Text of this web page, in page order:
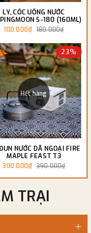
LY, CỐC UỐNG NƯỚC
S-180 (160ML)
100.000₫ 180.000₫
Hết hàng
23%
NƯỚC DÃ NGOẠI FIRE
MAPLE FEAST T3
300.000₫ 390.000₫
TRẠI